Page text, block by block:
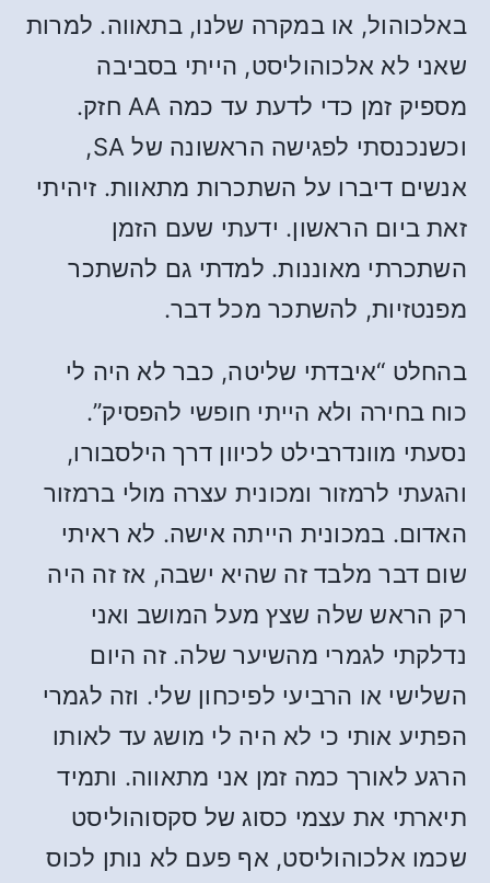
באלכוהול, או במקרה שלנו, בתאווה. למרות
שאני לא אלכוהוליסט, הייתי בסביבה
מספיק זמן כדי לדעת עד כמה AA חזק.
וכשנכנסתי לפגישה הראשונה של SA,
אנשים דיברו על השתכרות מתאוות. זיהיתי
זאת ביום הראשון. ידעתי שעם הזמן
השתכרתי מאוננות. למדתי גם להשתכר
מפנטזיות, להשתכר מכל דבר.
בהחלט “איבדתי שליטה, כבר לא היה לי
כוח בחירה ולא הייתי חופשי להפסיק”.
נסעתי מוונדרבילט לכיוון דרך הילסבורו,
והגעתי לרמזור ומכונית עצרה מולי ברמזור
האדום. במכונית הייתה אישה. לא ראיתי
שום דבר מלבד זה שהיא ישבה, אז זה היה
רק הראש שלה שצץ מעל המושב ואני
נדלקתי לגמרי מהשיער שלה. זה היום
השלישי או הרביעי לפיכחון שלי. וזה לגמרי
הפתיע אותי כי לא היה לי מושג עד לאותו
הרגע לאורך כמה זמן אני מתאווה. ותמיד
תיארתי את עצמי כסוג של סקסוהוליסט
שכמו אלכוהוליסט, אף פעם לא נותן לכוס